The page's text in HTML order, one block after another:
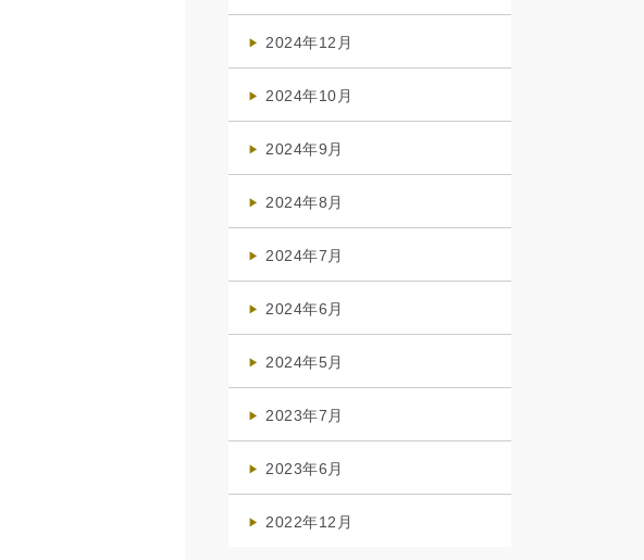
2024年12月
2024年10月
2024年9月
2024年8月
2024年7月
2024年6月
2024年5月
2023年7月
2023年6月
2022年12月